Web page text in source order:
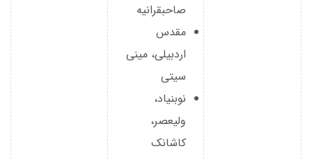
صاحبقرانیه
مقدس
اردبیلی، مینی
سیتی
نوبنیاد،
ولیعصر،
کاشانک